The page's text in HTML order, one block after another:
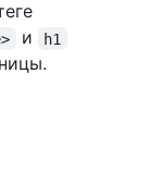
и h1